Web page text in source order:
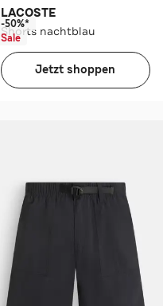
LACOSTE
Shorts nachtblau
-50%*
Sale
Jetzt shoppen